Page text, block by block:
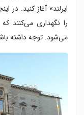
ایرلند» آغاز کنید. در
می‌شود. توجه داشته